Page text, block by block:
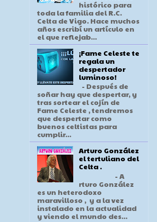
histórico para
toda la familia del R.C.
Celta de Vigo. Hace muchos
años escribí un artículo en
el que reflejab...
¡Fame Celeste te
regala un
despertador
luminoso!
- Después de
soñar hay que despertar, y
tras sortear el cojín de
Fame Celeste , tendremos
que despertar como
buenos celtistas para
cumplir...
Arturo González
el tertuliano del
Celta .
- A
rturo González
es un heterodoxo
maravilloso , y a la vez
instalado en la actualidad
y viendo el mundo des...